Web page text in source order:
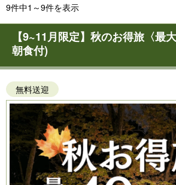
9件中1～9件を表示
【9~11月限定】秋のお得旅〈最
朝食付)
無料送迎